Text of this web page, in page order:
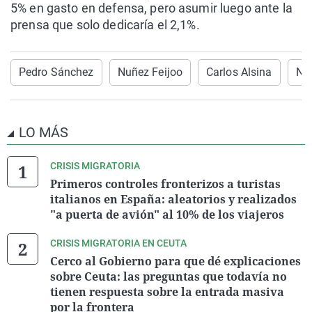
5% en gasto en defensa, pero asumir luego ante la
prensa que solo dedicaría el 2,1%.
Pedro Sánchez Nuñez Feijoo Carlos Alsina
LO MÁS
CRISIS MIGRATORIA
Primeros controles fronterizos a turistas
italianos en España: aleatorios y realizados
"a puerta de avión" al 10% de los viajeros
CRISIS MIGRATORIA EN CEUTA
Cerco al Gobierno para que dé explicaciones
sobre Ceuta: las preguntas que todavía no
tienen respuesta sobre la entrada masiva
por la frontera